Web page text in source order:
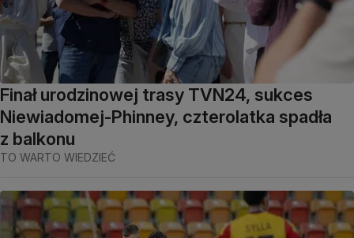
Finał urodzinowej trasy TVN24, sukces
Niewiadomej-Phinney, czterolatka spadła
z balkonu
TO WARTO WIEDZIEĆ